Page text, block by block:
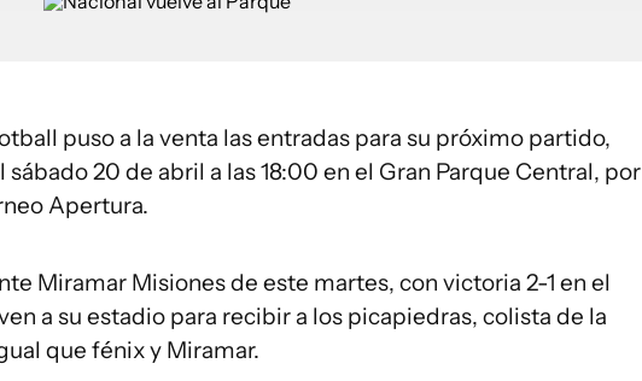
puso a la venta las entradas para su próximo partido,
sábado 20 de abril a las 18:00 en el Gran Parque Central, por
Apertura.
Miramar Misiones de este martes, con victoria 2-1 en el
a su estadio para recibir a los picapiedras, colista de la
que fénix y Miramar.